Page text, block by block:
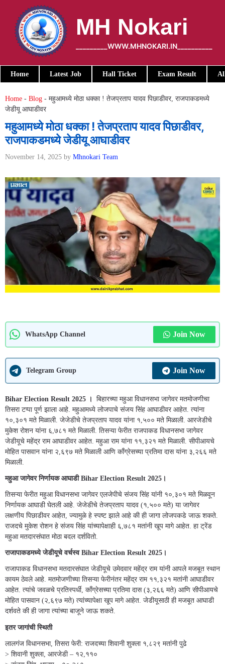
content
MH Nokari
_________WWW.MHNOKARI.IN__________
Home Latest Job Hall Ticket Exam Result
Home - Blog - महुआमध्ये मोठा धक्का ! तेजप्रताप यादव पिछाडीवर, राजपाकडमध्ये
जेडीयू आघाडीवर
महुआमध्ये मोठा धक्का ! तेजप्रताप यादव पिछाडीवर,
राजपाकडमध्ये जेडीयू आघाडीवर
November 14, 2025 by Mhnokari Team
WhatsApp Channel Join Now
Telegram Group Join Now
Bihar Election Result 2025 ।
बिहारच्या महुआ विधानसभा जागेवर मतमोजणीचा
तिसरा टप्पा पूर्ण झाला आहे. महुआमध्ये लोजपाचे संजय सिंह आघाडीवर आहेत. त्यांना
१०,३०१ मते मिळाली. जेजेडीचे तेजप्रताप यादव यांना १,५०० मते मिळाली. आरजेडीचे
मुकेश रोशन यांना ६,७८१ मते मिळाली. तिसऱ्या फेरीत राजपाकड विधानसभा जागेवर
जेडीयूचे महेंद्र राम आघाडीवर आहेत. महुआ राम यांना ११,३२१ मते मिळाली. सीपीआयचे
मोहित पासवान यांना २,६९७ मते मिळाली आणि काँग्रेसच्या प्रतिमा दास यांना ३,२६६ मते
मिळाली.
महुआ जागेवर निर्णायक आघाडी Bihar Election Result 2025।
तिसऱ्या फेरीत महुआ विधानसभा जागेवर एलजेपीचे संजय सिंह यांनी १०,३०१ मते मिळवून
निर्णायक आघाडी घेतली आहे. जेजेडीचे तेजप्रताप यादव (१,५०० मते) या जागेवर
लक्षणीय पिछाडीवर आहेत, ज्यामुळे हे स्पष्ट झाले आहे की ही जागा लोजपकडे जाऊ शकते.
राजदचे मुकेश रोशन हे संजय सिंह यांच्यापेक्षाही ६,७८१ मतांनी खूप मागे आहेत. हा ट्रेंड
महुआ मतदारसंघात मोठा बदल दर्शवितो.
राजापाकडमध्ये जेडीयूचे वर्चस्व Bihar Election Result 2025।
राजापाकड विधानसभा मतदारसंघात जेडीयूचे उमेदवार महेंद्र राम यांनी आपले मजबूत स्थान
कायम ठेवले आहे. मतमोजणीच्या तिसऱ्या फेरीनंतर महेंद्र राम ११,३२१ मतांनी आघाडीवर
आहेत. त्यांचे जवळचे प्रतिस्पर्धी, काँग्रेसच्या प्रतिमा दास (३,२६६ मते) आणि सीपीआयचे
मोहित पासवान (२,६९७ मते) त्यांच्यापेक्षा खूप मागे आहेत. जेडीयूसाठी ही मजबूत आघाडी
दर्शवते की ही जागा त्यांच्या बाजूने जाऊ शकते.
इतर जागांची स्थिती
लालगंज विधानसभा, तिसरा फेरी: राजदच्या शिवानी शुक्ला १,८२९ मतांनी पुढे
> शिवानी शुक्ला, आरजेडी – १२,११०